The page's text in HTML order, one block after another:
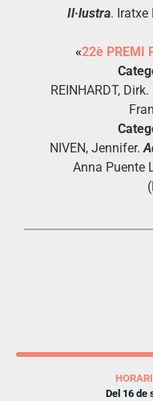
Il·lustra. Iratxe
«22è PREMI
REINHARDT, Dirk.
NIVEN, Jennifer.
Anna Puente
Del 16 de